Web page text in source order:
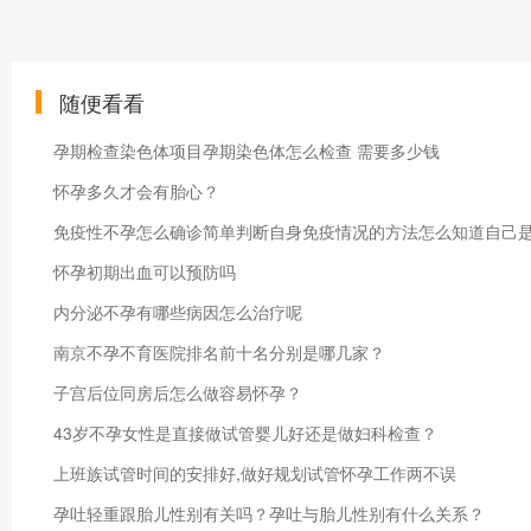
随便看看
孕期检查染色体项目孕期染色体怎么检查 需要多少钱
怀孕多久才会有胎心？
免疫性不孕怎么确诊简单判断自身免疫情况的方法怎么知道自己
怀孕初期出血可以预防吗
内分泌不孕有哪些病因怎么治疗呢
南京不孕不育医院排名前十名分别是哪几家？
子宫后位同房后怎么做容易怀孕？
43岁不孕女性是直接做试管婴儿好还是做妇科检查？
上班族试管时间的安排好,做好规划试管怀孕工作两不误
孕吐轻重跟胎儿性别有关吗？孕吐与胎儿性别有什么关系？